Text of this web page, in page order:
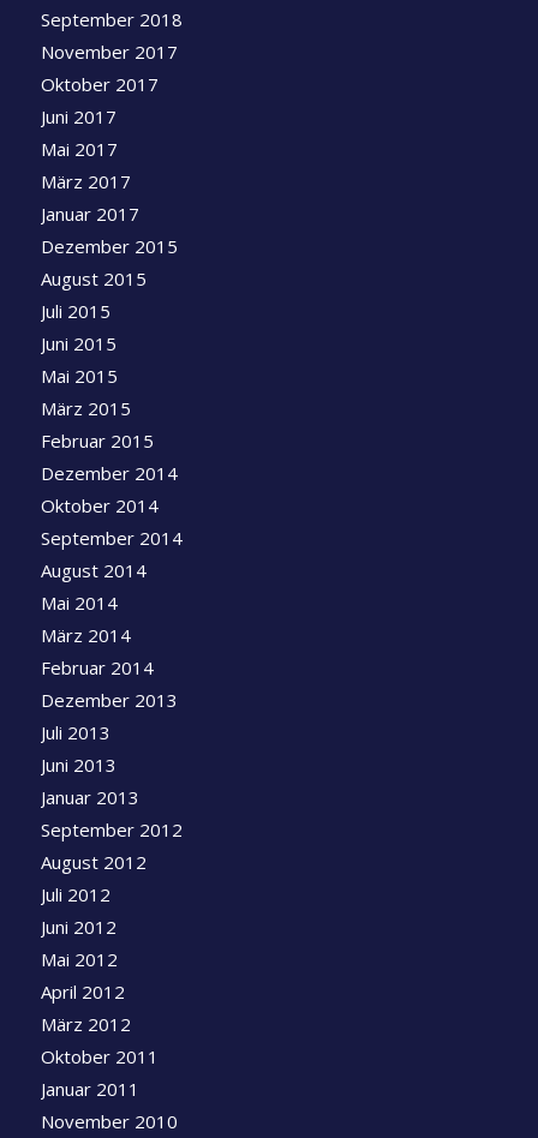
September 2018
November 2017
Oktober 2017
Juni 2017
Mai 2017
März 2017
Januar 2017
Dezember 2015
August 2015
Juli 2015
Juni 2015
Mai 2015
März 2015
Februar 2015
Dezember 2014
Oktober 2014
September 2014
August 2014
Mai 2014
März 2014
Februar 2014
Dezember 2013
Juli 2013
Juni 2013
Januar 2013
September 2012
August 2012
Juli 2012
Juni 2012
Mai 2012
April 2012
März 2012
Oktober 2011
Januar 2011
November 2010